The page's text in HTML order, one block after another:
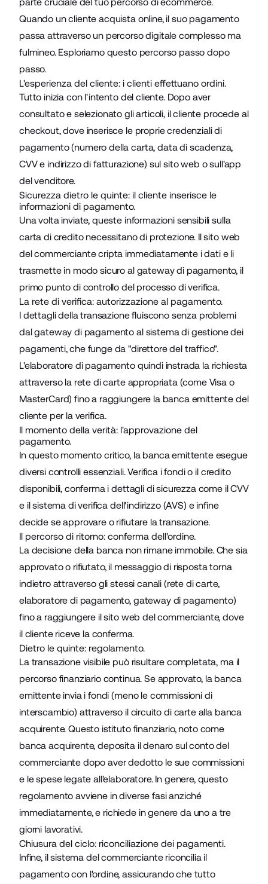
Quando un cliente acquista online, il suo pagamento
passa attraverso un percorso digitale complesso ma
fulmineo. Esploriamo questo percorso passo dopo
passo.
L'esperienza del cliente: i clienti effettuano ordini.
Tutto inizia con l'intento del cliente. Dopo aver
consultato e selezionato gli articoli, il cliente procede al
checkout, dove inserisce le proprie credenziali di
pagamento (numero della carta, data di scadenza,
CVV e indirizzo di fatturazione) sul sito web o sull'app
del venditore.
Sicurezza dietro le quinte: il cliente inserisce le
informazioni di pagamento.
Una volta inviate, queste informazioni sensibili sulla
carta di credito necessitano di protezione. Il sito web
del commerciante cripta immediatamente i dati e li
trasmette in modo sicuro al gateway di pagamento, il
primo punto di controllo del processo di verifica.
La rete di verifica: autorizzazione al pagamento.
I dettagli della transazione fluiscono senza problemi
dal gateway di pagamento al sistema di gestione dei
pagamenti, che funge da "direttore del traffico".
L'elaboratore di pagamento quindi instrada la richiesta
attraverso la rete di carte appropriata (come Visa o
MasterCard) fino a raggiungere la banca emittente del
cliente per la verifica.
Il momento della verità: l'approvazione del
pagamento.
In questo momento critico, la banca emittente esegue
diversi controlli essenziali. Verifica i fondi o il credito
disponibili, conferma i dettagli di sicurezza come il CVV
e il sistema di verifica dell'indirizzo (AVS) e infine
decide se approvare o rifiutare la transazione.
Il percorso di ritorno: conferma dell'ordine.
La decisione della banca non rimane immobile. Che sia
approvato o rifiutato, il messaggio di risposta torna
indietro attraverso gli stessi canali (rete di carte,
elaboratore di pagamento, gateway di pagamento)
fino a raggiungere il sito web del commerciante, dove
il cliente riceve la conferma.
Dietro le quinte: regolamento.
La transazione visibile può risultare completata, ma il
percorso finanziario continua. Se approvato, la banca
emittente invia i fondi (meno le commissioni di
interscambio) attraverso il circuito di carte alla banca
acquirente. Questo istituto finanziario, noto come
banca acquirente, deposita il denaro sul conto del
commerciante dopo aver dedotto le sue commissioni
e le spese legate all'elaboratore. In genere, questo
regolamento avviene in diverse fasi anziché
immediatamente, e richiede in genere da uno a tre
giorni lavorativi.
Chiusura del ciclo: riconciliazione dei pagamenti.
Infine, il sistema del commerciante riconcilia il
pagamento con l'ordine, assicurando che tutto